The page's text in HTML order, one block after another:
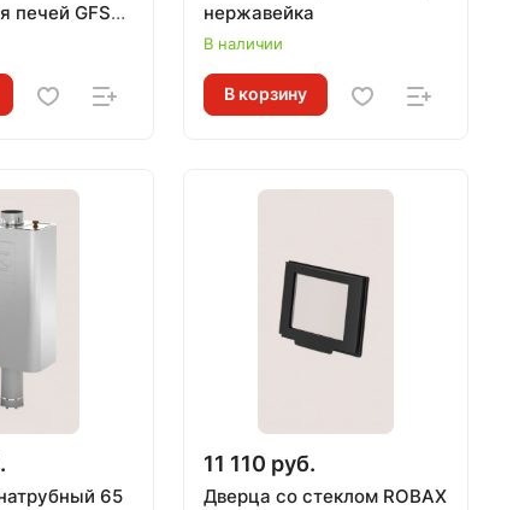
печей GFS
нержавейка
В наличии
В корзину
65
11 110 руб.
Дверца со стеклом ROBAX